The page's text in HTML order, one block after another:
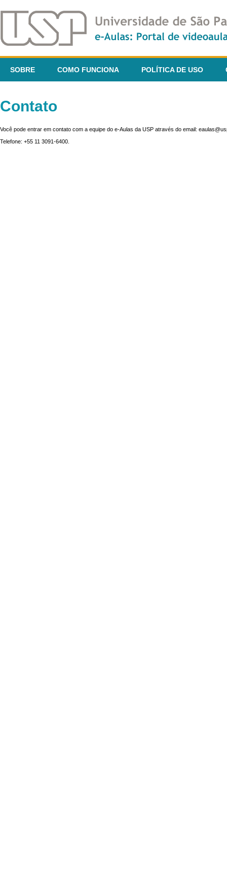
SOBRE COMO FUNCIONA POLÍTICA DE USO
Contato
Você pode entrar em contato com a equipe do e-Aulas da USP através do email:
Telefone: +55 11 3091-6400.